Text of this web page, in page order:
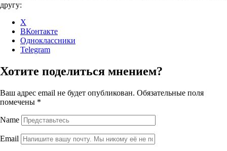
другу:
X
ВКонтакте
Одноклассники
Telegram
Хотите поделиться мнением?
Ваш адрес email не будет опубликован. Обязательные поля
помечены *
Name
Email